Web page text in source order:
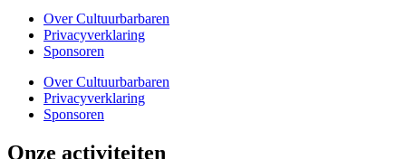
Over Cultuurbarbaren
Privacyverklaring
Sponsoren
Over Cultuurbarbaren
Privacyverklaring
Sponsoren
Onze activiteiten